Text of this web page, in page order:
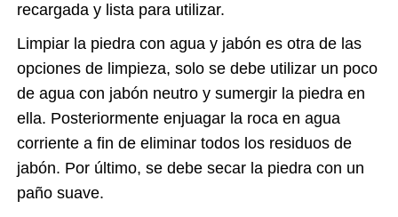
recargada y lista para utilizar.
Limpiar la piedra con agua y jabón es otra de las
opciones de limpieza, solo se debe utilizar un poco
de agua con jabón neutro y sumergir la piedra en
ella. Posteriormente enjuagar la roca en agua
corriente a fin de eliminar todos los residuos de
jabón. Por último, se debe secar la piedra con un
paño suave.